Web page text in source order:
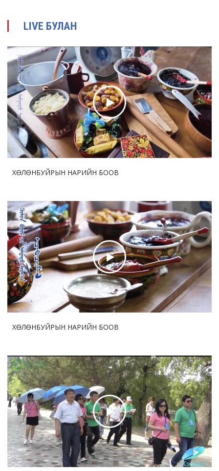
2026-08-03 18:15:56
хамгаалах болон цэргийн шинэчлэлийг өндөр
чанартай урагшлуулна
2026-08-03 18:13:14 52
Өвөр Монголын Тариалангийн их сургууль манай
Хятад улсын “Нэг бүс нэг зам” төслөөр гадаадад 3
Шинжлэх үхаан техник мэргэжлийн жижиг хүрээлэн
байгуулав
2026-07-30 17:47:28 60
Дөрөө жийж урагшилсан “ Шинэхэн хундагат ” хөл
ислийн ялгаруулалт 17%-иар бууруулна
2026-07-29 12:57:05 74
Бо Бао Жүгийн Соёл урлагийн хүрээлэнгийн нээлт
боллоо
2026-07-29 12:53:33 75
Ши Жиньпин Словакийн Ерөнхийлөгчтэй хэлэлцээр
хийв
LIVE БУЛАН
ХӨЛӨНБУЙРЫН НАРИЙН БООВ
ХӨЛӨНБУЙРЫН НАРИЙН БООВ